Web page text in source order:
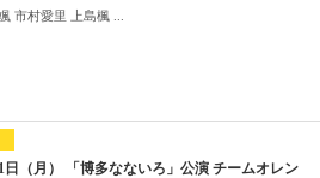
市村愛里 上島楓 ...
日（月） 「博多なないろ」公演 チームオレン